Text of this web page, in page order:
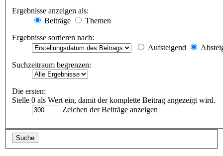
Ergebnisse anzeigen als:
Beiträge
Themen
Ergebnisse sortieren nach:
Aufsteigend
Suchzeitraum begrenzen:
Die ersten:
Stelle 0 als Wert ein, damit der komplette Beitrag angezeigt wird.
Zeichen der Beiträge anzeigen